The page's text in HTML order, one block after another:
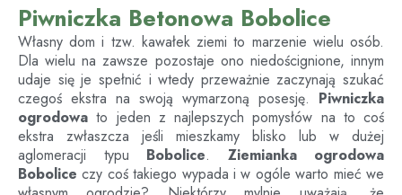
Piwniczka Betonowa Bobolice
Własny dom i tzw. kawałek ziemi to marzenie wielu osób.
Dla wielu na zawsze pozostaje ono niedoścignione, innym
udaje się je spełnić i wtedy przeważnie zaczynają szukać
czegoś ekstra na swoją wymarzoną posesję. Piwniczka
ogrodowa to jeden z najlepszych pomysłów na to coś
ekstra zwłaszcza jeśli mieszkamy blisko lub w dużej
aglomeracji typu Bobolice. Ziemianka ogrodowa
Bobolice czy coś takiego wypada i w ogóle warto mieć we